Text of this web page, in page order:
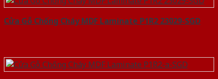
Cửa Gỗ Chống Cháy MDF Laminate P1R2 23029-SGD